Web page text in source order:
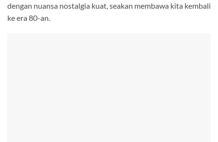
dengan nuansa nostalgia kuat, seakan membawa kita kembali
ke era 80-an.